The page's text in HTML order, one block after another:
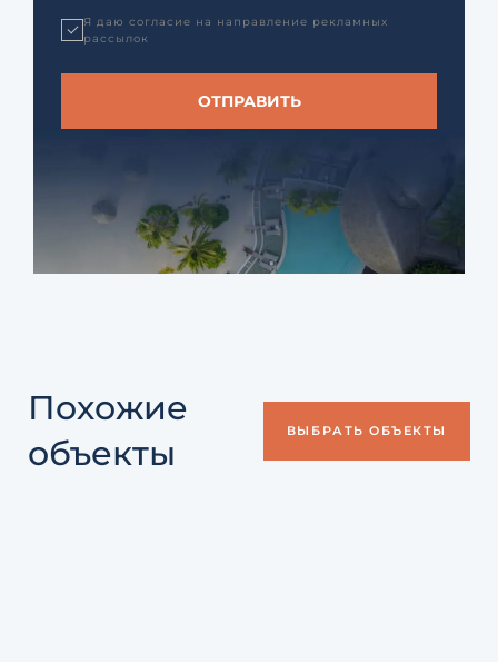
Я даю согласие на направление рекламных
рассылок
Похожие
объекты
ВЫБРАТЬ ОБЪЕКТЫ